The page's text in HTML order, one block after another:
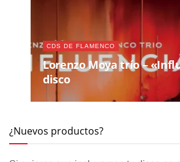
CDS DE FLAMENCO
Lorenzo Moya trío –
disco
¿Nuevos productos?